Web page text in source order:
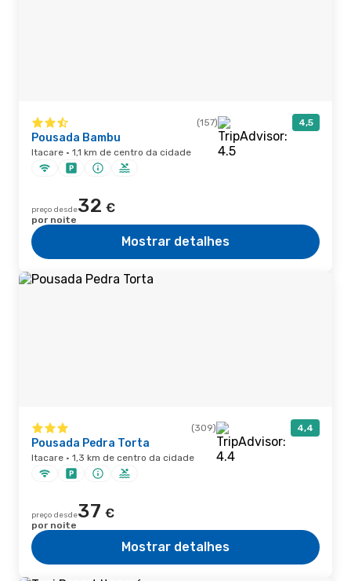
(157) 4,5
Pousada Bambu
Itacare · 1,1 km de centro da cidade
preço desde32 €
por noite
Mostrar detalhes
(309) 4,4
Pousada Pedra Torta
Itacare · 1,3 km de centro da cidade
preço desde37 €
por noite
Mostrar detalhes